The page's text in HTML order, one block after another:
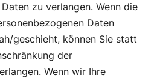
zu verlangen. Wenn die
Daten
geschieht, können Sie statt
der
Wenn wir Ihre